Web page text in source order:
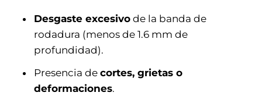
Desgaste excesivo de la banda de
rodadura (menos de 1.6 mm de
profundidad).
Presencia de cortes, grietas o
deformaciones.